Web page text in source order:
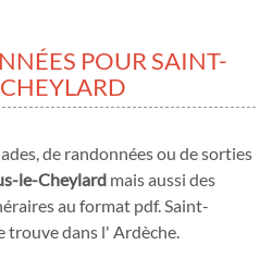
POUR SAINT-
de randonnées ou de sorties
le-Cheylard mais aussi des
au format pdf. Saint-
trouve dans l' Ardèche.